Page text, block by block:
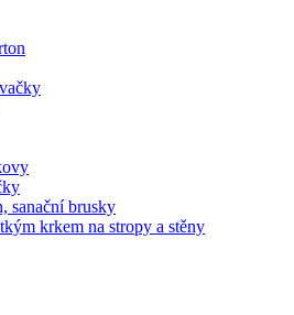
sanační brusky
krkem na stropy a stěny